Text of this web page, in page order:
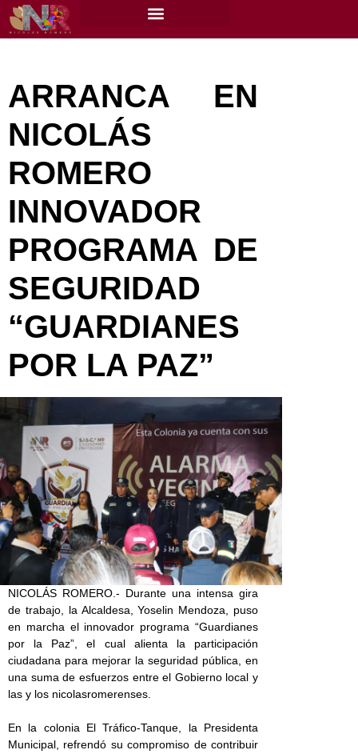
content
ARRANCA EN
NICOLÁS
ROMERO
INNOVADOR
PROGRAMA DE
SEGURIDAD
“GUARDIANES
POR LA PAZ”
NICOLÁS ROMERO.- Durante una intensa gira
de trabajo, la Alcaldesa, Yoselin Mendoza, puso
en marcha el innovador programa “Guardianes
por la Paz”, el cual alienta la participación
ciudadana para mejorar la seguridad pública, en
una suma de esfuerzos entre el Gobierno local y
las y los nicolasromerenses.
En la colonia El Tráfico-Tanque, la Presidenta
Municipal, refrendó su compromiso de contribuir